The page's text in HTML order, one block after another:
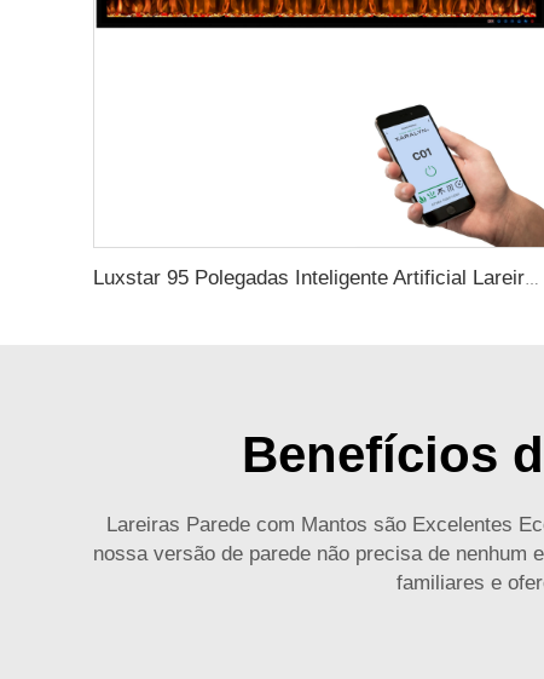
Luxstar 95 Polegadas Inteligente Artificial Lareira Proteção Contra Superaquecimento Elétrica Aquecedores de Lareira com Calor
Benefícios
Lareiras Parede com Mantos são Excelentes
nossa versão de parede não precisa de nenhum
familiares e